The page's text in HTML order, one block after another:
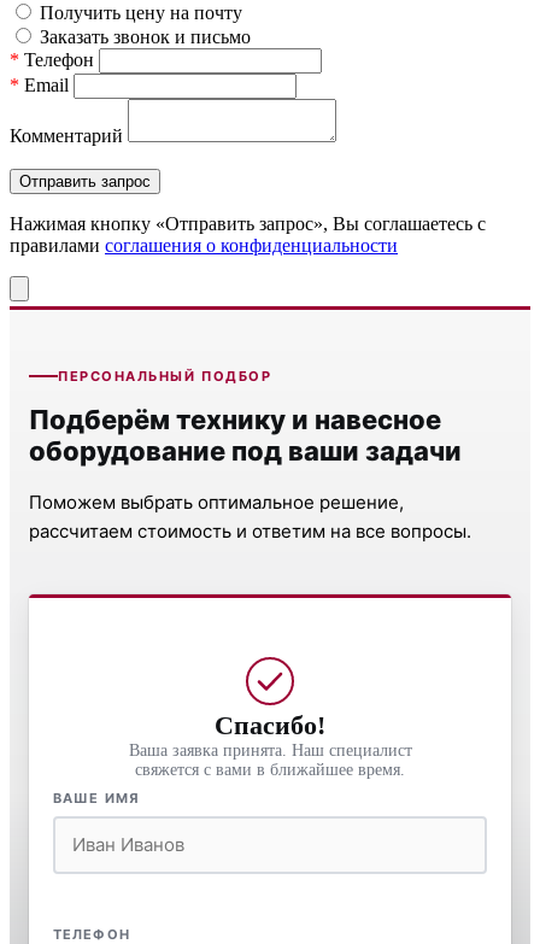
Получить цену на почту
Заказать звонок и письмо
* Телефон
* Email
Комментарий
Нажимая кнопку «Отправить запрос», Вы соглашаетесь c
правилами соглашения о конфиденциальности
ПЕРСОНАЛЬНЫЙ ПОДБОР
Подберём технику и навесное
оборудование под ваши задачи
Поможем выбрать оптимальное решение,
рассчитаем стоимость и ответим на все вопросы.
Спасибо!
Ваша заявка принята. Наш специалист
свяжется с вами в ближайшее время.
ВАШЕ ИМЯ
ТЕЛЕФОН